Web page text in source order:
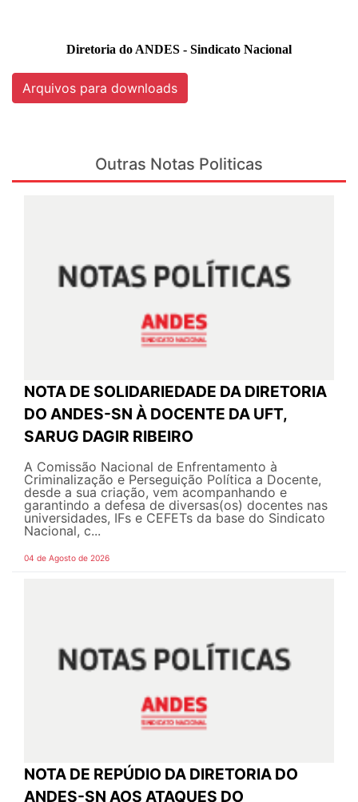
Diretoria do ANDES - Sindicato Nacional
Arquivos para downloads
Outras Notas Politicas
NOTA DE SOLIDARIEDADE DA DIRETORIA
DO ANDES-SN À DOCENTE DA UFT,
SARUG DAGIR RIBEIRO
A Comissão Nacional de Enfrentamento à
Criminalização e Perseguição Política a Docente,
desde a sua criação, vem acompanhando e
garantindo a defesa de diversas(os) docentes nas
universidades, IFs e CEFETs da base do Sindicato
Nacional, c...
04 de Agosto de 2026
NOTA DE REPÚDIO DA DIRETORIA DO
ANDES-SN AOS ATAQUES DO